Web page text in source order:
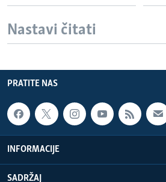
PRATITE NAS
Nastavi čitati
PRATITE NAS
INFORMACIJE
SADRŽAJ